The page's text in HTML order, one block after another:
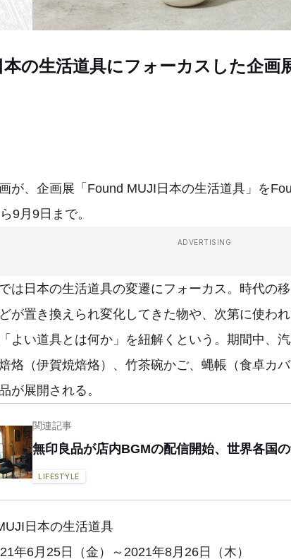
本の生活道具にフォーカスした企
が、企画展「Found MUJI日本の生活道具」を
9月9日まで。
ADVERTISING
は日本の生活道具の変遷にフォーカス。時代の
が置き換えられ変化してきた物や、次第に使わ
よい道具とは何か」を紐解くという。期間中、
烙（伊賀焼焙烙）、竹茶碗かご、蝿帳（食卓カ
が展開される。
関連記事
無印良品が店内BGMの配信開始、世界各国
LIFESTYLE
日本の生活道具
年6月25日（金）～2021年8月26日（木）